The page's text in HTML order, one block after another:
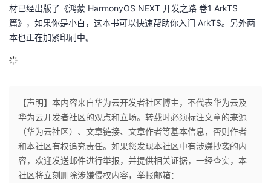
材已经出版了《鸿蒙 HarmonyOS NEXT 开发之路 卷1 ArkTS
篇》，如果你是小白，这本书可以快速帮助你入门 ArkTS。另外两
本也正在加紧印刷中。
【声明】本内容来自华为云开发者社区博主，不代表华为云及
华为云开发者社区的观点和立场。转载时必须标注文章的来源
（华为云社区）、文章链接、文章作者等基本信息，否则作者
和本社区有权追究责任。如果您发现本社区中有涉嫌抄袭的内
容，欢迎发送邮件进行举报，并提供相关证据，一经查实，本
社区将立刻删除涉嫌侵权内容，举报邮箱：